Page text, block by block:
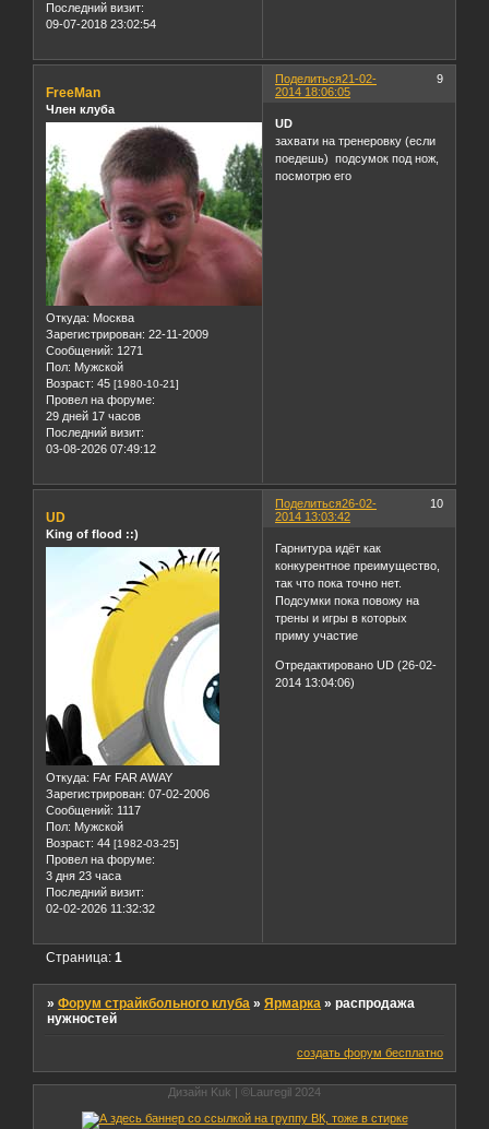
Последний визит:
09-07-2018 23:02:54
Поделиться 9
21-02-
2014 18:06:05
FreeMan
Член клуба
Откуда: Москва
Зарегистрирован: 22-11-2009
Сообщений: 1271
Пол: Мужской
Возраст: 45 [1980-10-21]
Провел на форуме:
29 дней 17 часов
Последний визит:
03-08-2026 07:49:12
UD
захвати на тренеровку (если
поедешь) подсумок под нож,
посмотрю его
Поделиться 10
26-02-
2014 13:03:42
UD
King of flood ::)
Откуда: FAr FAR AWAY
Зарегистрирован: 07-02-2006
Сообщений: 1117
Пол: Мужской
Возраст: 44 [1982-03-25]
Провел на форуме:
3 дня 23 часа
Последний визит:
02-02-2026 11:32:32
Гарнитура идёт как
конкурентное преимущество,
так что пока точно нет.
Подсумки пока повожу на
трены и игры в которых
приму участие
Отредактировано UD (26-02-
2014 13:04:06)
Страница:1
»Форум страйкбольного клуба »Ярмарка »распродажа
нужностей
создать форум бесплатно
Дизайн Kuk | ©Lauregil 2024